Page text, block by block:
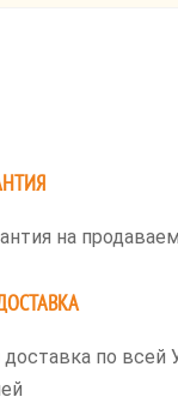
на
по всей